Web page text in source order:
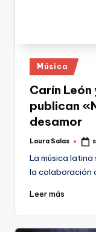
Publicado
en
Música
Carín
publican
desamor
Publicado
Laura Salas
La música latina
la colaboración
Leer más